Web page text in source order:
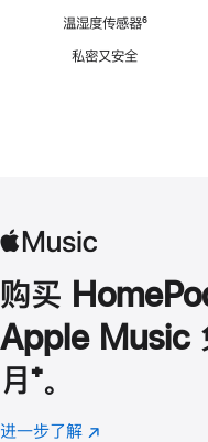
温湿度传感器脚
⁶
私密又安全
购买
Apple Music
月 脚
注
⁺。
进一步了解 Apple
(在